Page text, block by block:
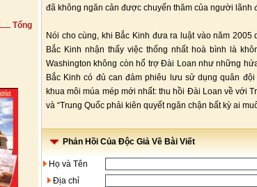
Tổng
đã không ngăn cản được chuyến thăm của người lãnh
Nói cho cùng, khi Bắc Kinh đưa ra luật vào năm
Bắc Kinh nhận thấy việc thống nhất hoà bình là
Washington không còn hổ trợ Đài Loan như những
Bắc Kinh có đủ can đảm phiêu lưu sử dụng quân
khua môi múa mép mới nhất: thu hồi Đài Loan về với
và “Trung Quốc phải kiên quyết ngăn chận bất kỳ ai
Phản Hồi Của Độc Giả Về Bài Viết
Họ và Tên
Địa chỉ